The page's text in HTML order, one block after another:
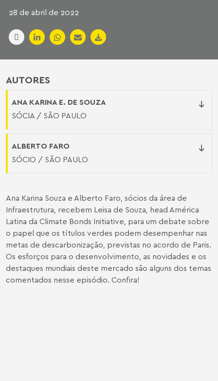
28 de abril de 2022
AUTORES
ANA KARINA E. DE SOUZA
SÓCIA / SÃO PAULO
ALBERTO FARO
SÓCIO / SÃO PAULO
Ana Karina Souza e Alberto Faro, sócios da área de
Infraestrutura, recebem Leisa de Souza, head América
Latina da Climate Bonds Initiative, para um debate sobre
o papel que os títulos verdes podem desempenhar nas
metas de descarbonização, previstas no acordo de Paris.
Os esforços para o desenvolvimento, as novidades e os
destaques mundiais deste mercado são alguns dos temas
comentados nesse episódio. Confira!